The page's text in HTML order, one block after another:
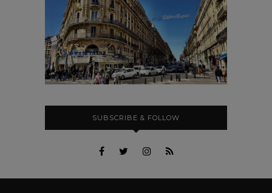
SUBSCRIBE & FOLLOW